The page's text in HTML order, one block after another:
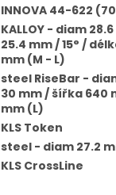
INNOVA 44-622
KALLOY - diam
25.4 mm / 15° /
mm (M - L)
steel RiseBar -
30 mm / šířka 640
mm (L)
KLS Token
steel - diam 27.2
KLS CrossLine